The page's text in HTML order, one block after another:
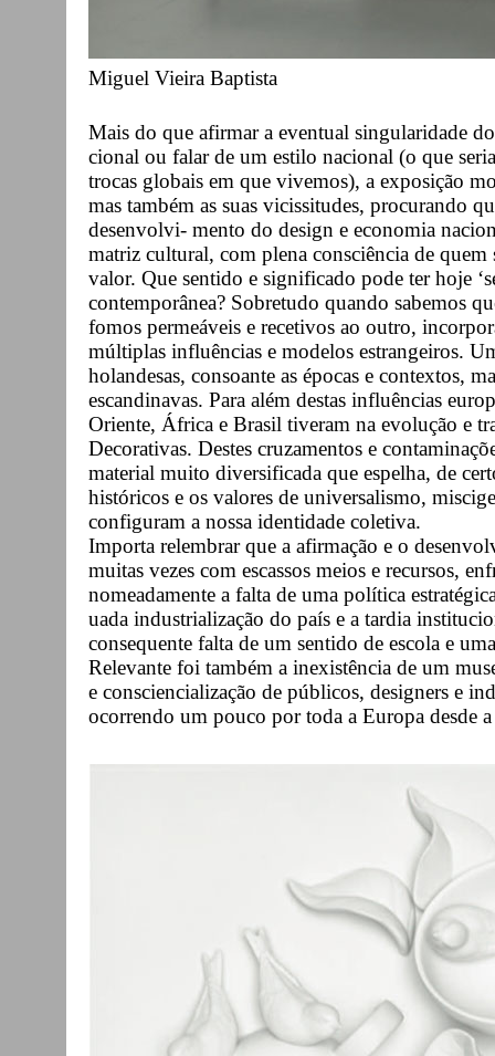
Miguel Vieira Baptista
Mais do que afirmar a eventual singularidade
cional ou falar de um estilo nacional (o que
trocas globais em que vivemos), a exposição
mas também as suas vicissitudes, procurando
desenvolvi- mento do design e economia
matriz cultural, com plena consciência de
valor. Que sentido e significado pode ter hoje
contemporânea? Sobretudo quando sabemos
fomos permeáveis e recetivos ao outro,
múltiplas influências e modelos estrangeiros.
holandesas, consoante as épocas e contextos,
escandinavas. Para além destas influências
Oriente, África e Brasil tiveram na evolução e
Decorativas. Destes cruzamentos e
material muito diversificada que espelha, de
históricos e os valores de universalismo,
configuram a nossa identidade coletiva.
Importa relembrar que a afirmação e o
muitas vezes com escassos meios e recursos,
nomeadamente a falta de uma política
uada industrialização do país e a tardia
consequente falta de um sentido de escola e
Relevante foi também a inexistência de um
e consciencialização de públicos, designers e
ocorrendo um pouco por toda a Europa desde